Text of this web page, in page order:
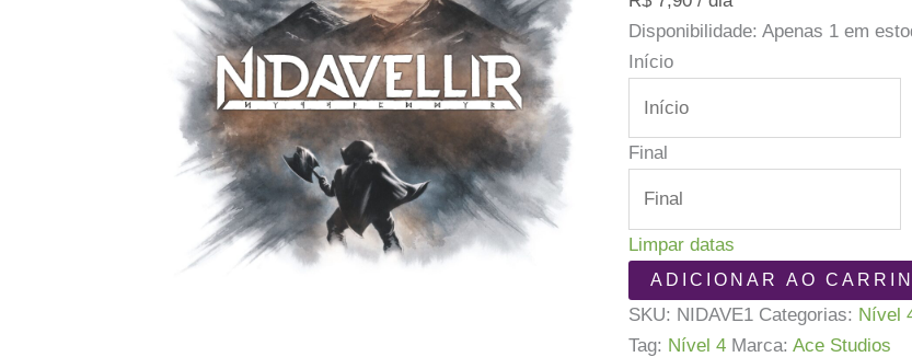
Disponibilidade: Apenas 1 em
Início
Final
Limpar datas
Nidavellir
quantidade
ADICIONAR AO
SKU: NIDAVE1 Categorias: Nível
Tag: Nível 4 Marca:Ace Studios